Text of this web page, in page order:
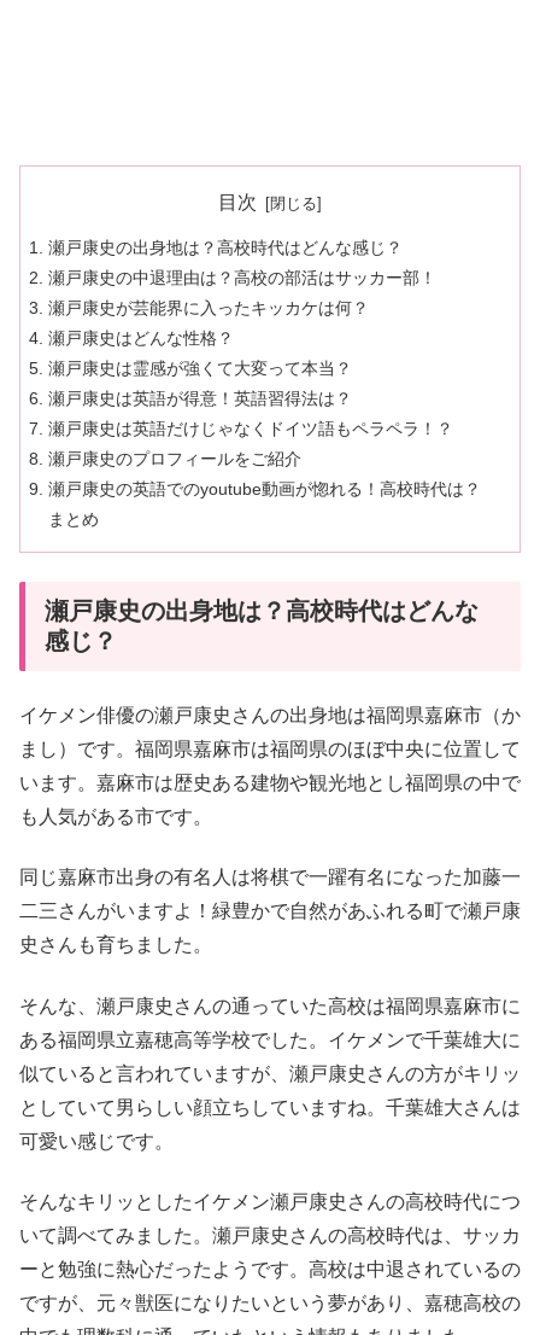
目次
瀬戸康史の出身地は？高校時代はどんな感じ？
瀬戸康史の中退理由は？高校の部活はサッカー部！
瀬戸康史が芸能界に入ったキッカケは何？
瀬戸康史はどんな性格？
瀬戸康史は霊感が強くて大変って本当？
瀬戸康史は英語が得意！英語習得法は？
瀬戸康史は英語だけじゃなくドイツ語もペラペラ！？
瀬戸康史のプロフィールをご紹介
瀬戸康史の英語でのyoutube動画が惚れる！高校時代は？
まとめ
瀬戸康史の出身地は？高校時代はどんな
感じ？
イケメン俳優の瀬戸康史さんの出身地は福岡県嘉麻市（か
まし）です。福岡県嘉麻市は福岡県のほぼ中央に位置して
います。嘉麻市は歴史ある建物や観光地とし福岡県の中で
も人気がある市です。
同じ嘉麻市出身の有名人は将棋で一躍有名になった加藤一
二三さんがいますよ！緑豊かで自然があふれる町で瀬戸康
史さんも育ちました。
そんな、瀬戸康史さんの通っていた高校は福岡県嘉麻市に
ある福岡県立嘉穂高等学校でした。イケメンで千葉雄大に
似ていると言われていますが、瀬戸康史さんの方がキリッ
としていて男らしい顔立ちしていますね。千葉雄大さんは
可愛い感じです。
そんなキリッとしたイケメン瀬戸康史さんの高校時代につ
いて調べてみました。瀬戸康史さんの高校時代は、サッカ
ーと勉強に熱心だったようです。高校は中退されているの
ですが、元々獣医になりたいという夢があり、嘉穂高校の